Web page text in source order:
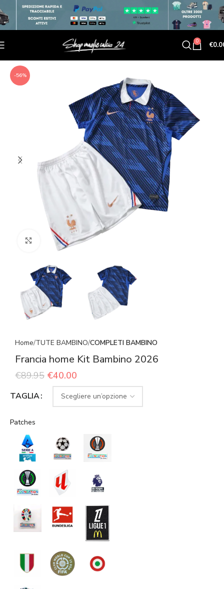
0 €
-56%
Click to enlarge
Home TUTE BAMBINO COMPLETI BAMBINO
Francia home Kit Bambino 2026
€89.95 €40.00
TAGLIA
Patches